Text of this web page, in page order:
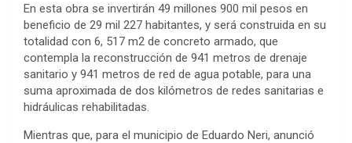
En esta obra se invertirán 49 millones 900 mil pesos en
beneficio de 29 mil 227 habitantes, y será construida en su
totalidad con 6, 517 m2 de concreto armado, que
contempla la reconstrucción de 941 metros de drenaje
sanitario y 941 metros de red de agua potable, para una
suma aproximada de dos kilómetros de redes sanitarias e
hidráulicas rehabilitadas.
Mientras que, para el municipio de Eduardo Neri, anunció